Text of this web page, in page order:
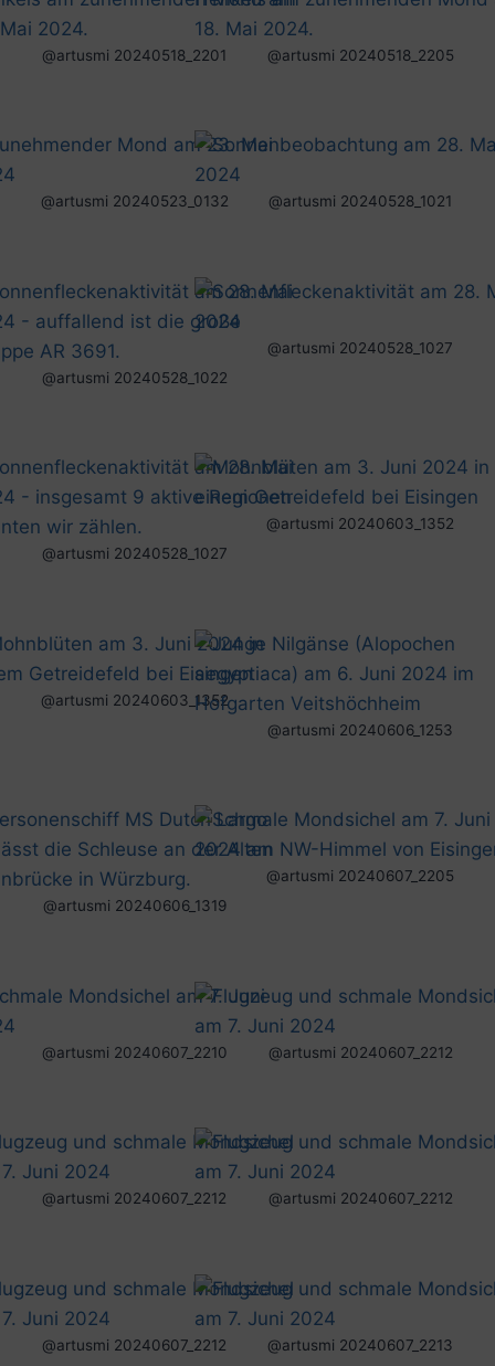
@artusmi 20240518_2201 @artusmi 20240518_2205
@artusmi 20240523_0132 @artusmi 20240528_1021
@artusmi 20240528_1022
@artusmi 20240528_1027
@artusmi 20240528_1027
@artusmi 20240603_1352
@artusmi 20240603_1352
@artusmi 20240606_1253
@artusmi 20240606_1319
@artusmi 20240607_2205
@artusmi 20240607_2210 @artusmi 20240607_2212
@artusmi 20240607_2212 @artusmi 20240607_2212
@artusmi 20240607_2212 @artusmi 20240607_2213